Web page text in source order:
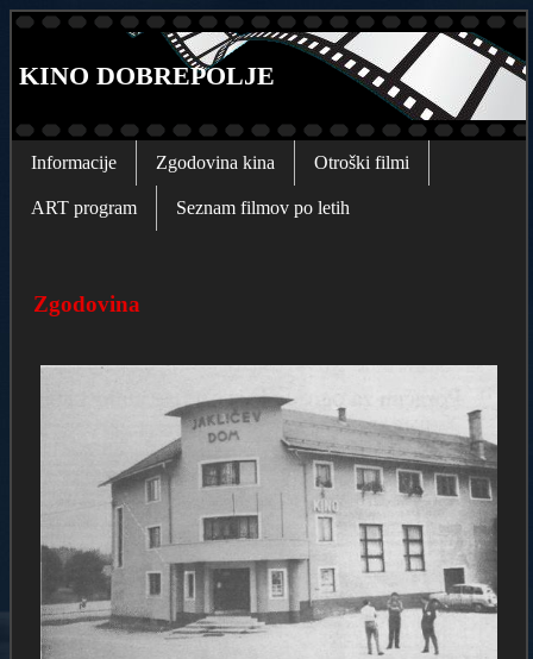
KINO DOBREPOLJE
Informacije Zgodovina kina Otroški filmi
ART program Seznam filmov po letih
Zgodovina